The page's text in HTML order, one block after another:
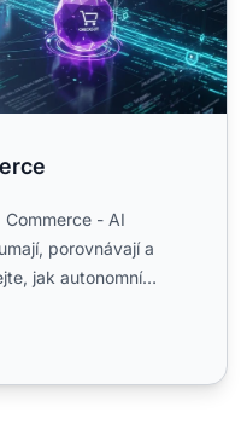
- AI
porovnávají a
jak autonomní